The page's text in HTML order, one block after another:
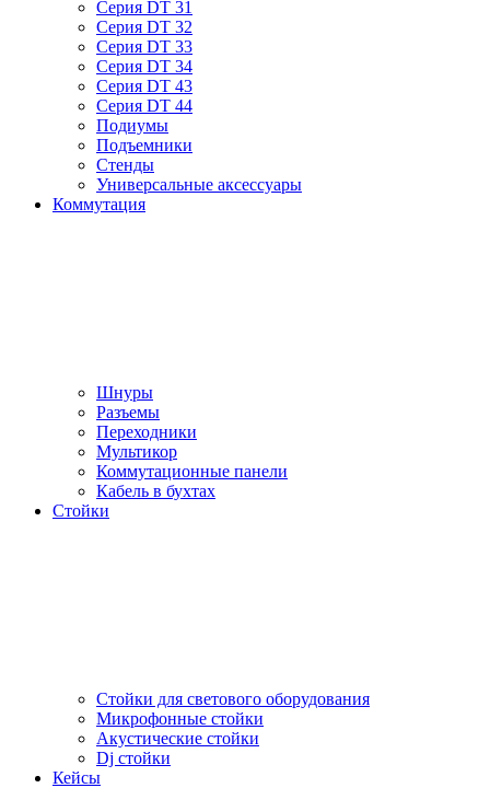
Серия DT 31
Серия DT 32
Серия DT 33
Серия DT 34
Серия DT 43
Серия DT 44
Подиумы
Подъемники
Стенды
Универсальные аксессуары
Коммутация
Шнуры
Разъемы
Переходники
Мультикор
Коммутационные панели
Кабель в бухтах
Стойки
Стойки для светового оборудования
Микрофонные стойки
Акустические стойки
Dj стойки
Кейсы